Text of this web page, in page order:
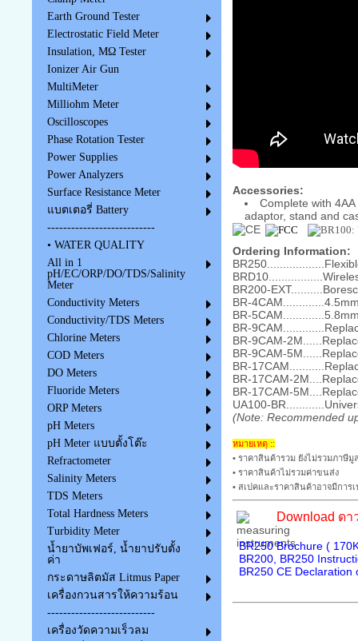
Earth Ground Tester
Electrostatic Field Meter
Insulation, MΩ Tester
Ionizer Air Gun
MultiMeter
Milliohm Meter
Oscilloscopes
Phase Rotation Tester
Power Supplies
Power Analyzers
Surface Resistance Meter
แบตเตอรี่ Battery
---------------------------
• WATER QUALITY
All in 1
pH/EC/ORP/DO/TDS/Salinity
Meter
Conductivity Meters
Conductivity/TDS Meters
Chlorine Meters
COD Meters
DO Meters
Fluoride Meters
ORP Meters
pH Meters
pH Meter แบบตั้งโต๊ะ
Refractometer
Salinity Meters
TDS Meters
Total Hardness Meters
Turbidity Meter
น้ำยาบัพเฟอร์, น้ำยาปรับตั้ง
ค่า
กระดาษลิตมัส Litmus Paper
เครื่องกวนสารให้ความร้อน
---------------------------
เครื่องวัดความเร็วลม
Accessories:
Complete with
adaptor, stand and
Ordering Information:
BR200-
BR-
BR-
BR-
BR-9CAM-
BR-9CAM-
BR-
BR-17CAM-
BR-17CAM-
UA100-
(Note: Recommended
หมายเหตุ ::
• ราคาสินค้ารวม ยังไม่รวมภาษีมู
• ราคาสินค้าไม่รวมค่าขนส่ง
• สเปคและราคาสินค้าอาจมีการ
Download ด
BR250 Brochure (
BR200, BR250
BR250 CE Declaration